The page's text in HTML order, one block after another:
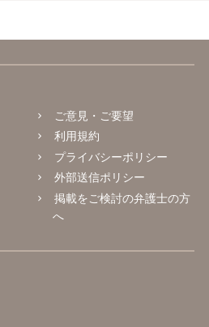
ご意見・ご要望
利用規約
プライバシーポリシー
外部送信ポリシー
掲載をご検討の弁護士の方
へ